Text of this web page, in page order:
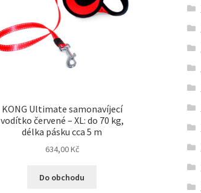
KONG Ultimate samonavíjecí
vodítko červené – XL: do 70 kg,
délka pásku cca 5 m
634,00Kč
Do obchodu